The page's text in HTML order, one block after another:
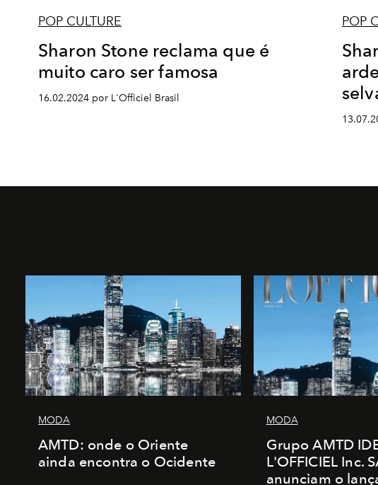
POP CULTURE
Sharon Stone reclama que é
muito caro ser famosa
16.02.2024 por L'Officiel Brasil
POP
MODA
AMTD: onde o Oriente
ainda encontra o Ocidente
MODA
Grupo AMTD
L'OFFICIEL Inc.
anunciam o